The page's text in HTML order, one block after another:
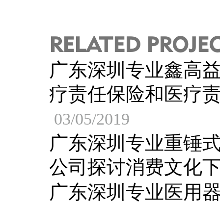
RELATED
广东深圳专业鑫高
疗责任保险和医疗
03/05/2019
广东深圳专业重锤
公司探讨消费文化
广东深圳专业医用